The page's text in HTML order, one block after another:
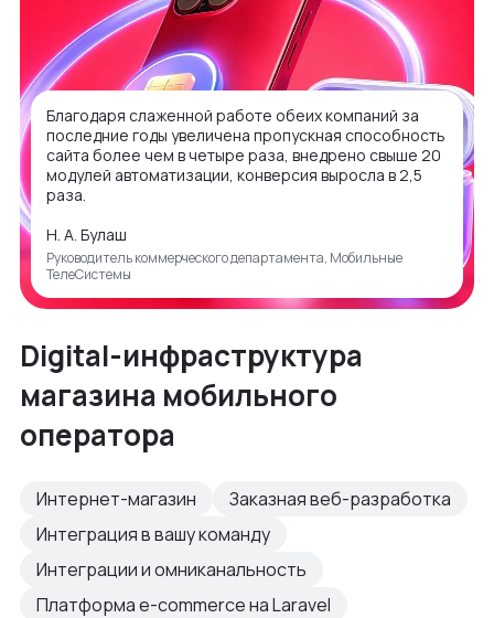
Благодаря слаженной работе обеих компаний за
последние годы увеличена пропускная способность
сайта более чем в четыре раза, внедрено свыше 20
модулей автоматизации, конверсия выросла в 2,5
раза.
Н. А. Булаш
Руководитель коммерческого департамента, Мобильные
ТелеСистемы
Digital-инфраструктура
магазина мобильного
оператора
Интернет-магазин
Заказная веб-разработка
Интеграция в вашу команду
Интеграции и омниканальность
Платформа e-commerce на Laravel